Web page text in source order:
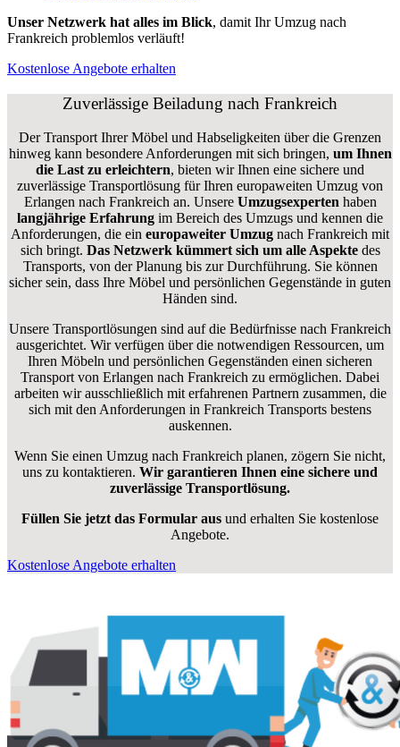
Unser Netzwerk hat alles im Blick, damit Ihr Umzug nach
Frankreich problemlos verläuft!
Kostenlose Angebote erhalten
Zuverlässige Beiladung nach Frankreich
Der Transport Ihrer Möbel und Habseligkeiten über die Grenzen
hinweg kann besondere Anforderungen mit sich bringen, um Ihnen
die Last zu erleichtern, bieten wir Ihnen eine sichere und
zuverlässige Transportlösung für Ihren europaweiten Umzug von
Erlangen nach Frankreich an. Unsere Umzugsexperten haben
langjährige Erfahrung im Bereich des Umzugs und kennen die
Anforderungen, die ein europaweiter Umzug nach Frankreich mit
sich bringt. Das Netzwerk kümmert sich um alle Aspektedes
Transports, von der Planung bis zur Durchführung. Sie können
sicher sein, dass Ihre Möbel und persönlichen Gegenstände in guten
Händen sind.
Unsere Transportlösungen sind auf die Bedürfnisse nach Frankreich
ausgerichtet. Wir verfügen über die notwendigen Ressourcen, um
Ihren Möbeln und persönlichen Gegenständen einen sicheren
Transport von Erlangen nach Frankreich zu ermöglichen. Dabei
arbeiten wir ausschließlich mit erfahrenen Partnern zusammen, die
sich mit den Anforderungen in Frankreich Transports bestens
auskennen.
Wenn Sie einen Umzug nach Frankreich planen, zögern Sie nicht,
uns zu kontaktieren. Wir garantieren Ihnen eine sichere und
zuverlässige Transportlösung.
Füllen Sie jetzt das Formular aus und erhalten Sie kostenlose
Angebote.
Kostenlose Angebote erhalten